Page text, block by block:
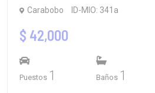
Carabobo ID-MIO: 341a
$ 42,000
Puestos 1 Baños 1